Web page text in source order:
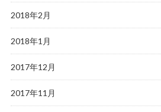
2018年2月
2018年1月
2017年12月
2017年11月